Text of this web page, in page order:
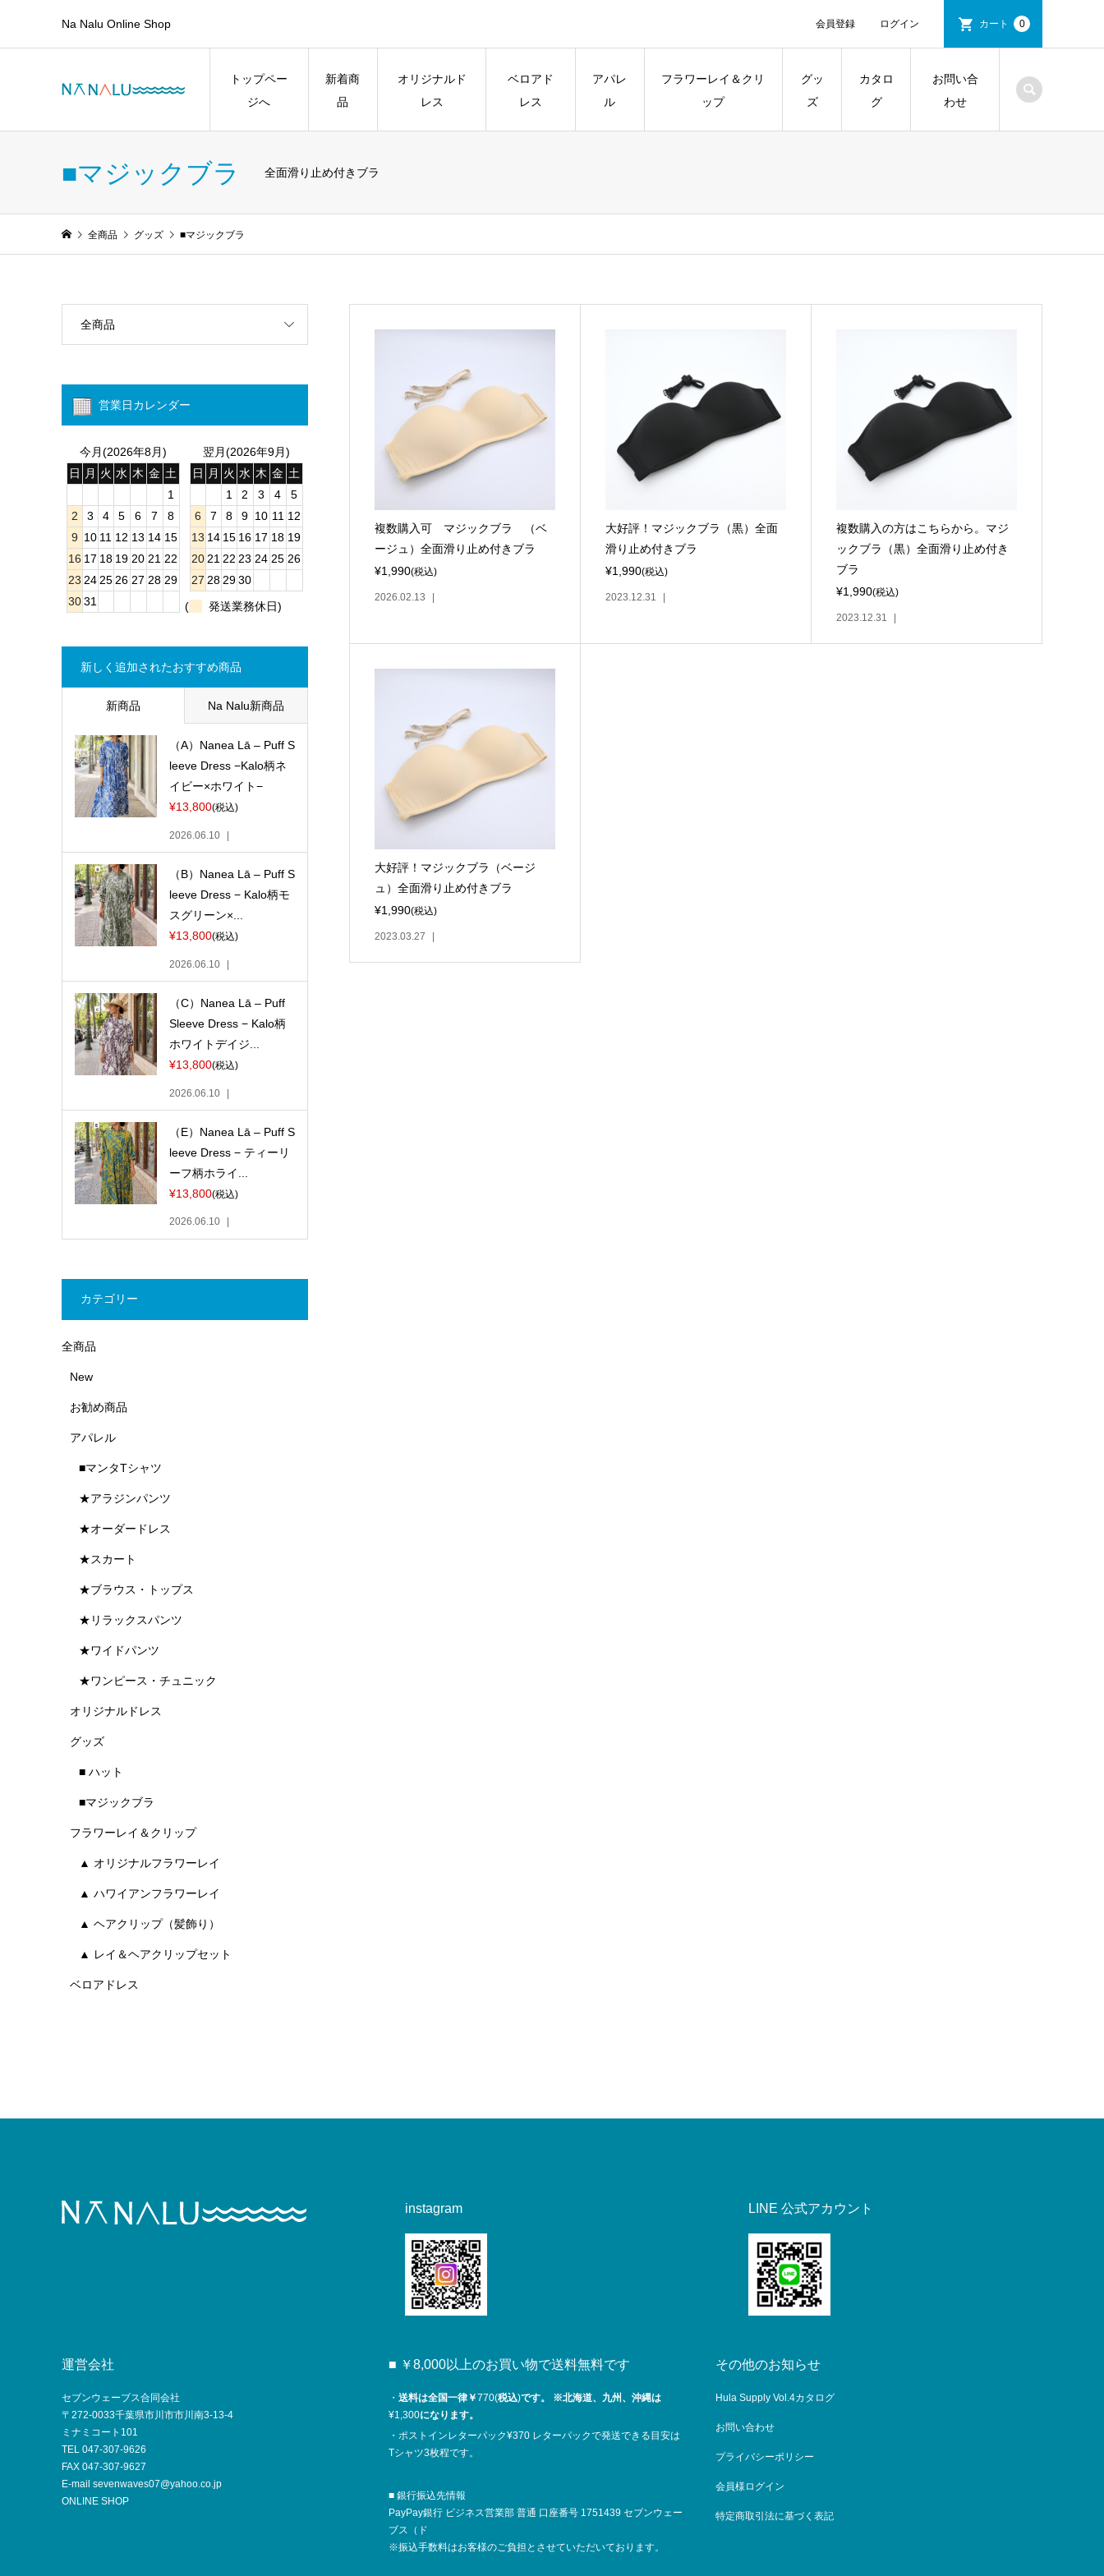
Na Nalu Online Shop 会員登録 ログイン カート 0
トップペー
ジへ
新着商
品
オリジナルド
レス
ベロアド
レス
アパレ
ル
フラワーレイ＆クリ
ップ
グッ
ズ
カタロ
グ
お問い合
わせ
■マジックブラ 全面滑り止め付きブラ
全商品 グッズ ■マジックブラ
複数購入可 マジックブラ （ベ
ージュ）全面滑り止め付きブラ
¥1,990(税込)
2026.02.13
大好評！マジックブラ（黒）全面
滑り止め付きブラ
¥1,990(税込)
2023.12.31
複数購入の方はこちらから。マジ
ックブラ（黒）全面滑り止め付き
ブラ
¥1,990(税込)
2023.12.31
大好評！マジックブラ（ベージ
ュ）全面滑り止め付きブラ
¥1,990(税込)
2023.03.27
全商品
営業日カレンダー
今月(2026年8月)
日
月 火 水 木 金 土
1
2
3 4 5 6 7
8
9 10 11 12 13 14 15
16 17 18 19 20 21 22
23 24 25 26 27 28 29
30 31
翌月(2026年9月)
日
月 火 水 木 金 土
1
2 3 4
5
6
7 8 9 10 11 12
13 14 15 16 17 18 19
20 21 22 23 24 25 26
27 28 29 30
(
発送業務休日)
新しく追加されたおすすめ商品
新商品 Na Nalu新商品
（A）Nanea Lā – Puff S
leeve Dress −Kalo柄ネ
イビー×ホワイト−
¥13,800(税込)
2026.06.10
（B）Nanea Lā – Puff S
leeve Dress − Kalo柄モ
スグリーン×...
¥13,800(税込)
2026.06.10
（C）Nanea Lā – Puff
Sleeve Dress − Kalo柄
ホワイトデイジ...
¥13,800(税込)
2026.06.10
（E）Nanea Lā – Puff S
leeve Dress − ティーリ
ーフ柄ホライ...
¥13,800(税込)
2026.06.10
カテゴリー
全商品
New
お勧め商品
アパレル
■マンタTシャツ
★アラジンパンツ
★オーダードレス
★スカート
★ブラウス・トップス
★リラックスパンツ
★ワイドパンツ
★ワンピース・チュニック
オリジナルドレス
グッズ
■ ハット
■マジックブラ
フラワーレイ＆クリップ
▲ オリジナルフラワーレイ
▲ ハワイアンフラワーレイ
▲ ヘアクリップ（髪飾り）
▲ レイ＆ヘアクリップセット
ベロアドレス
instagram LINE 公式アカウント
運営会社
セブンウェーブス合同会社
〒272-0033千葉県市川市市川南3-13-4
ミナミコート101
TEL 047-307-9626
FAX 047-307-9627
E-mail sevenwaves07@yahoo.co.jp
ONLINE SHOP
■ ￥8,000以上のお買い物で送料無料です
・ 送料は全国一律￥770(税込)です。 ※北海道、九州、沖縄は
¥1,300になります。
・ポストインレターパック¥370 レターパックで発送できる目安は
Tシャツ3枚程です。
■ 銀行振込先情報
PayPay銀行 ビジネス営業部 普通 口座番号 1751439 セブンウェー
ブス（ド
※振込手数料はお客様のご負担とさせていただいております。
その他のお知らせ
Hula Supply Vol.4カタログ
お問い合わせ
プライバシーポリシー
会員様ログイン
特定商取引法に基づく表記